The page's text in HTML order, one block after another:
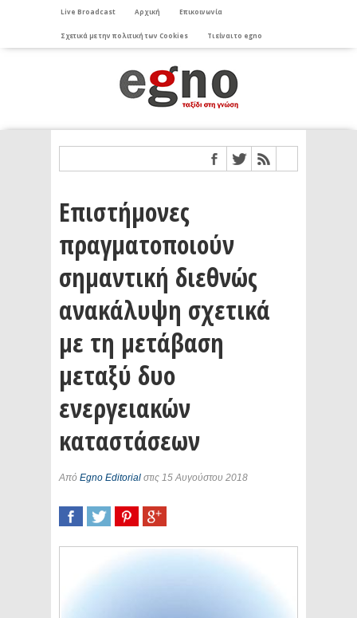
Live Broadcast Αρχική Επικοινωνία
Σχετικά με την πολιτική των Cookies Τι είναι το egno
Επιστήμονες
πραγματοποιούν
σημαντική διεθνώς
ανακάλυψη σχετικά
με τη μετάβαση
μεταξύ δυο
ενεργειακών
καταστάσεων
Από Egno Editorial στις 15 Αυγούστου 2018